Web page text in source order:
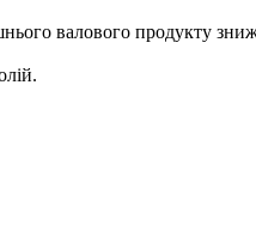
валового продукту